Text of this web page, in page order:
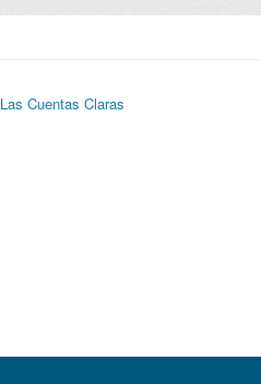
Las Cuentas Claras